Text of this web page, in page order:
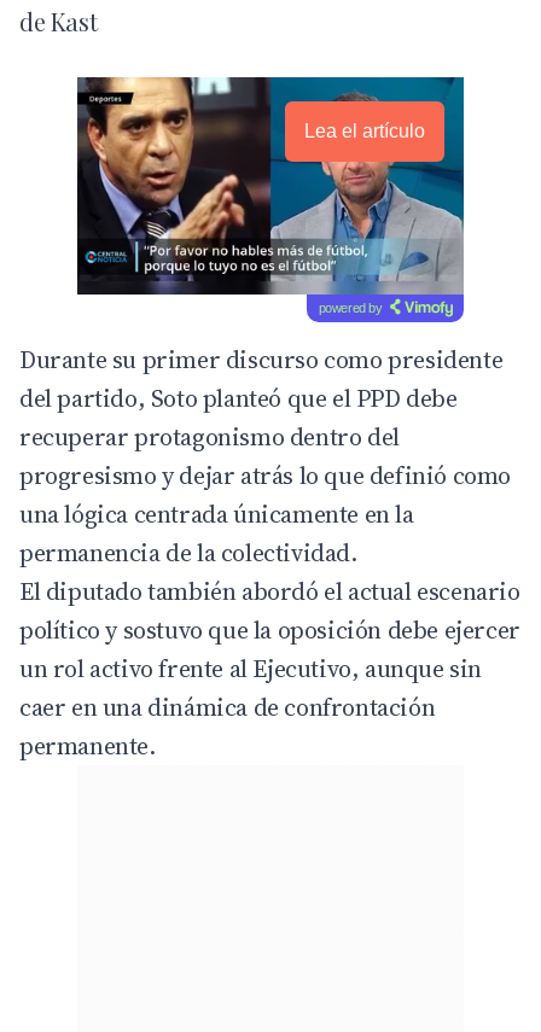
de Kast
Lea el artículo
powered by
Durante su primer discurso como presidente
del partido, Soto planteó que el PPD debe
recuperar protagonismo dentro del
progresismo y dejar atrás lo que definió como
una lógica centrada únicamente en la
permanencia de la colectividad.
El diputado también abordó el actual escenario
político y sostuvo que la oposición debe ejercer
un rol activo frente al Ejecutivo, aunque sin
caer en una dinámica de confrontación
permanente.